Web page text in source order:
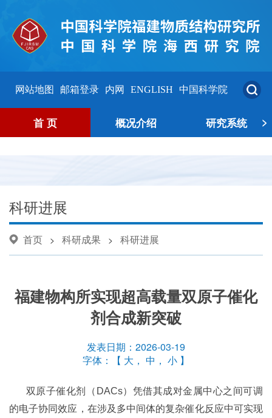
网站地图 邮箱登录 内网 ENGLISH 中国科学院
首 页 概况介绍 研究系统 >
科研进展
首页 > 科研成果 > 科研进展
福建物构所实现超高载量双原子催化
剂合成新突破
发表日期：2026-03-19
字体：【 大 ， 中 ， 小 】
双原子催化剂（DACs）凭借其成对金属中心之间可调
的电子协同效应，在涉及多中间体的复杂催化反应中可实现